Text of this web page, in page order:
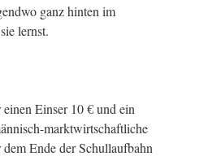
ganz hinten im
lernst.
Einser 10 € und ein
marktwirtschaftliche
Ende der Schullaufbahn